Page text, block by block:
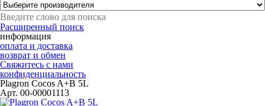
Расширенный поиск
информация
оплата и доставка
возврат и обмен
Свяжитесь с нами
конфиденциальность
Plagron Cocos A+B 5L
Арт. 00-00001113